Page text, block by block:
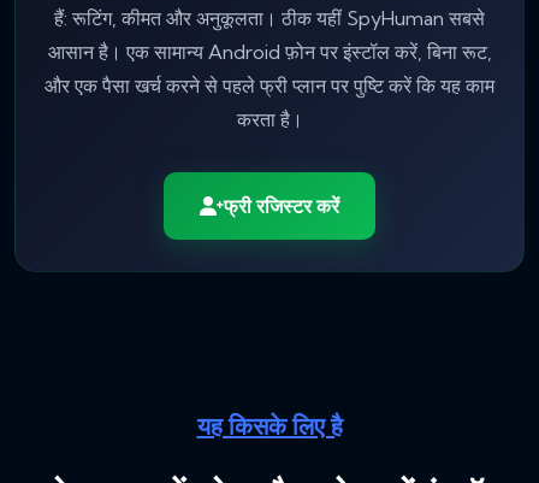
हैं: रूटिंग, कीमत और अनुकूलता। ठीक यहीं SpyHuman सबसे
आसान है। एक सामान्य Android फ़ोन पर इंस्टॉल करें, बिना रूट,
और एक पैसा खर्च करने से पहले फ्री प्लान पर पुष्टि करें कि यह काम
करता है।
फ्री रजिस्टर करें
यह किसके लिए है